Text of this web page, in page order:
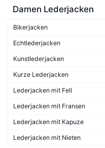
Damen Lederjacken
Bikerjacken
Echtlederjacken
Kunstlederjacken
Kurze Lederjacken
Lederjacken mit Fell
Lederjacken mit Fransen
Lederjacken mit Kapuze
Lederjacken mit Nieten